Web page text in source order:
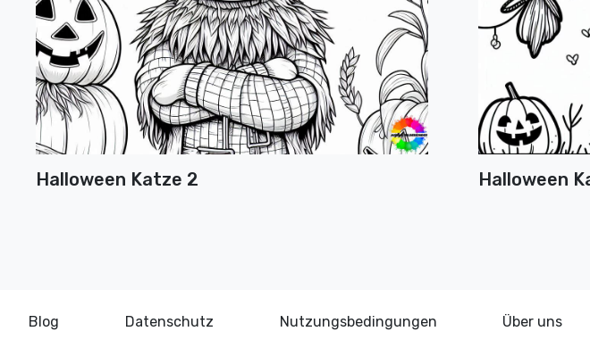
Halloween Katze 2 Halloween
Blog Datenschutz Nutzungsbedingungen Über uns